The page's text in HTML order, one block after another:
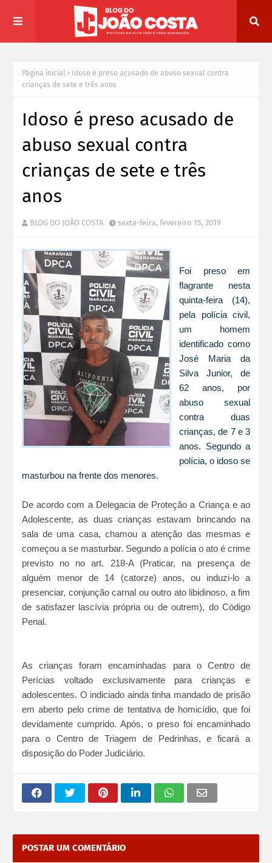
Página inicial
Idoso é preso acusado de abuso sexual contra
crianças de sete e três anos
Idoso é preso acusado de
abuso sexual contra
crianças de sete e três
anos
BLOG DO JOÃO COSTA sexta-feira, fevereiro 15, 2019
Foi preso em
flagrante nesta
quinta-feira (14),
pela polícia civil,
um homem
identificado como
José Maria da
Silva Junior, de
62 anos, por
abuso sexual
contra duas
crianças, de 7 e 3
anos. Segundo a
polícia, o idoso se
masturbou na frente dos menores.
De acordo com a Delegacia de Proteção a Criança e ao
Adolescente, as duas crianças estavam brincando na
sala de uma casa, chamou a atenção das mesmas e
começou a se masturbar. Segundo a polícia o ato é crime
previsto no no art. 218-A (Praticar, na presença de
alguém menor de 14 (catorze) anos, ou induzi-lo a
presenciar, conjunção carnal ou outro ato libidinoso, a fim
de satisfazer lascívia própria ou de outrem), do Código
Penal.
As crianças foram encaminhadas para o Centro de
Perícias voltado exclusivamente para crianças e
adolescentes. O indiciado ainda tinha mandado de prisão
em aberto pelo crime de tentativa de homicídio, que foi
devidamente cumprido. Após, o preso foi encaminhado
para o Centro de Triagem de Pedrinhas, e ficará a
disposição do Poder Judiciário.
POSTAR UM COMENTÁRIO